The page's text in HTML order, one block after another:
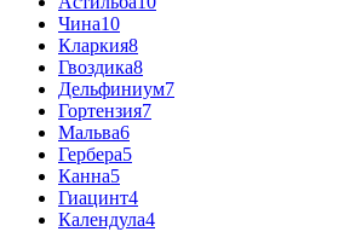
Чина10
Кларкия8
Гвоздика8
Дельфиниум7
Гортензия7
Мальва6
Гербера5
Канна5
Гиацинт4
Календула4